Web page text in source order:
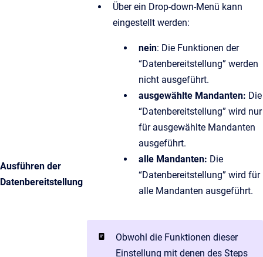
Ausführen der
Datenbereitstellung
Über ein Drop-down-Menü kann
eingestellt werden:
nein: Die Funktionen der
“Datenbereitstellung” werden
nicht ausgeführt.
ausgewählte Mandanten: Die
“Datenbereitstellung” wird nur
für ausgewählte Mandanten
ausgeführt.
alle Mandanten: Die
“Datenbereitstellung” wird für
alle Mandanten ausgeführt.
Obwohl die Funktionen dieser
Einstellung mit denen des Steps